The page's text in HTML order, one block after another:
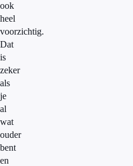
ook
heel
voorzichtig.
Dat
is
zeker
als
je
al
wat
ouder
bent
en